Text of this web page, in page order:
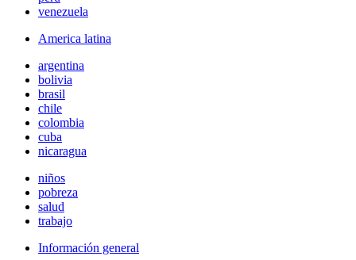
venezuela
America latina
argentina
bolivia
brasil
chile
colombia
cuba
nicaragua
niños
pobreza
salud
trabajo
Información general